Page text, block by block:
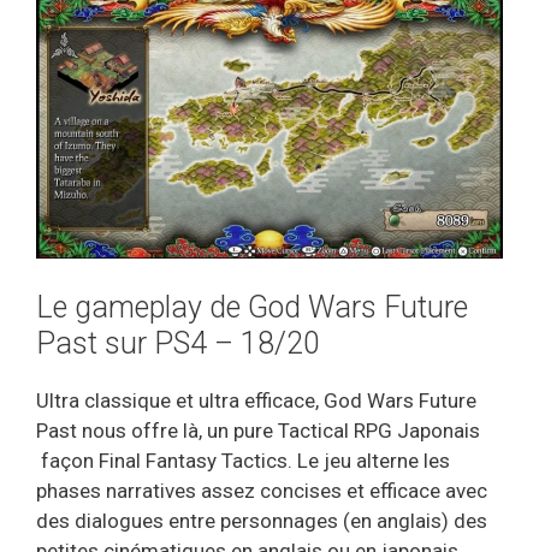
Le gameplay de God Wars Future
Past sur PS4 – 18/20
Ultra classique et ultra efficace, God Wars Future
Past nous offre là, un pure Tactical RPG Japonais
façon Final Fantasy Tactics. Le jeu alterne les
phases narratives assez concises et efficace avec
des dialogues entre personnages (en anglais) des